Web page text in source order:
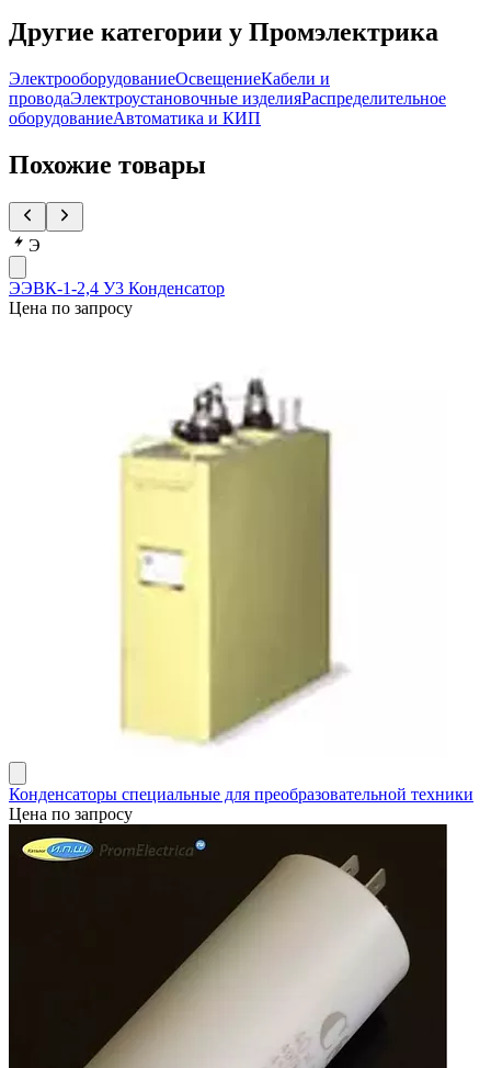
Другие категории у Промэлектрика
ЭлектрооборудованиеОсвещениеКабели и
проводаЭлектроустановочные изделияРаспределительное
оборудованиеАвтоматика и КИП
Похожие товары
Э
ЭЭВК-1-2,4 У3 Конденсатор
Цена по запросу
Конденсаторы специальные для преобразовательной техники
Цена по запросу